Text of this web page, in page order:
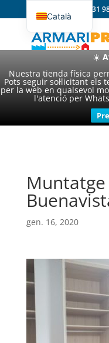
☀️
Nuestra tienda física
Pots seguir sol·licitant els
per la web en qualsevol
l'atenció per
93 357 31
gen. 16, 2020
Català
Español